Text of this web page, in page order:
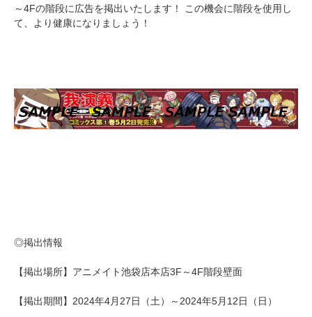
～4Fの階段に広告を掲出いたします！ この機会に階段を使用し
て、より健康になりましょう！
◎掲出情報
【掲出場所】アニメイト池袋店本店3F～4F階段壁面
【掲出期間】2024年4月27日（土）～2024年5月12日（日）